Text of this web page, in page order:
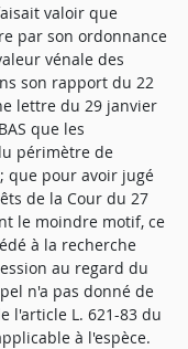
faisait valoir que
par son ordonnance
vénale des
son rapport du 22
lettre du 29 janvier
que les
périmètre de
; que pour avoir jugé
de la Cour du 27
le moindre motif, ce
à la recherche
au regard du
n'a pas donné de
l'article L. 621-83 du
à l'espèce.